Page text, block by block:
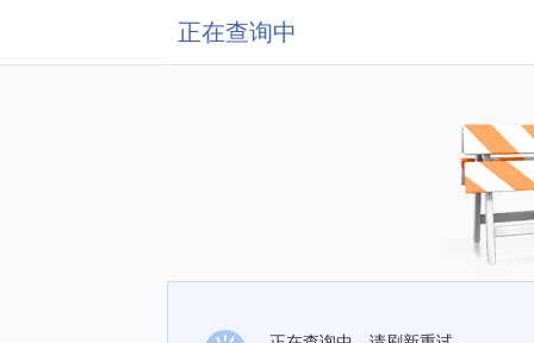
正在查询中